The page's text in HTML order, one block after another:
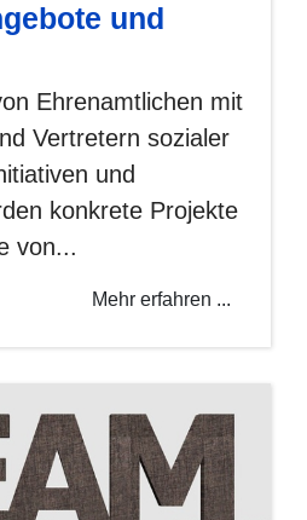
und
Ehrenamtlichen mit
Vertretern sozialer
und
konkrete Projekte
von...
Mehr erfahren ...